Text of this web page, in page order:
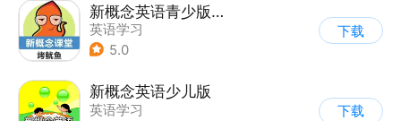
新概念英语青少版同步课堂
英语学习
5.0
下载
新概念英语少儿版
英语学习
下载